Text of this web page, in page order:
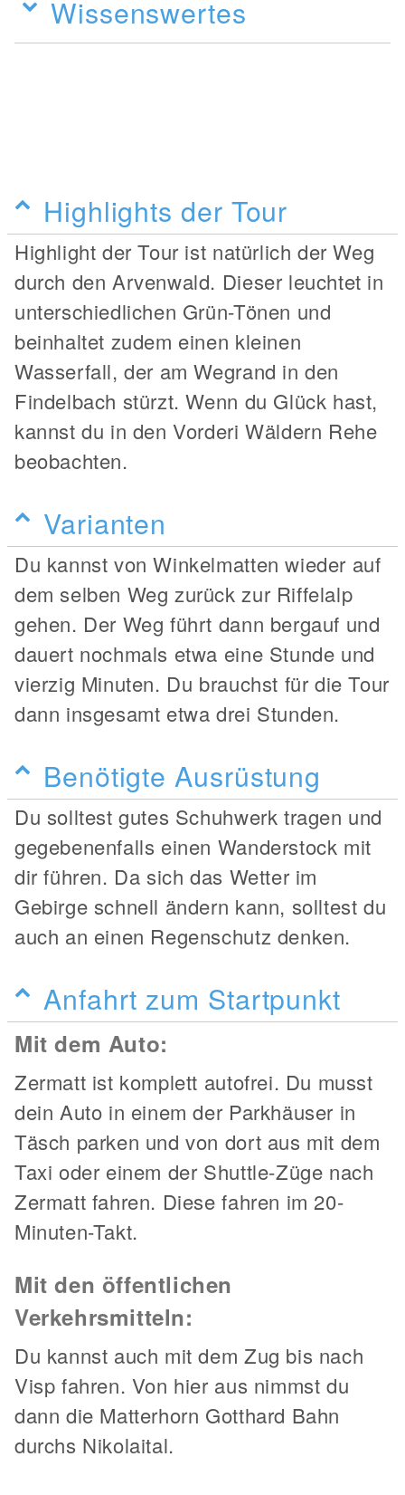
Wissenswertes
Highlights der Tour
Highlight der Tour ist natürlich der Weg
durch den Arvenwald. Dieser leuchtet in
unterschiedlichen Grün-Tönen und
beinhaltet zudem einen kleinen
Wasserfall, der am Wegrand in den
Findelbach stürzt. Wenn du Glück hast,
kannst du in den Vorderi Wäldern Rehe
beobachten.
Varianten
Du kannst von Winkelmatten wieder auf
dem selben Weg zurück zur Riffelalp
gehen. Der Weg führt dann bergauf und
dauert nochmals etwa eine Stunde und
vierzig Minuten. Du brauchst für die Tour
dann insgesamt etwa drei Stunden.
Benötigte Ausrüstung
Du solltest gutes Schuhwerk tragen und
gegebenenfalls einen Wanderstock mit
dir führen. Da sich das Wetter im
Gebirge schnell ändern kann, solltest du
auch an einen Regenschutz denken.
Anfahrt zum Startpunkt
Mit dem Auto:
Zermatt ist komplett autofrei. Du musst
dein Auto in einem der Parkhäuser in
Täsch parken und von dort aus mit dem
Taxi oder einem der Shuttle-Züge nach
Zermatt fahren. Diese fahren im 20-
Minuten-Takt.
Mit den öffentlichen
Verkehrsmitteln:
Du kannst auch mit dem Zug bis nach
Visp fahren. Von hier aus nimmst du
dann die Matterhorn Gotthard Bahn
durchs Nikolaital.